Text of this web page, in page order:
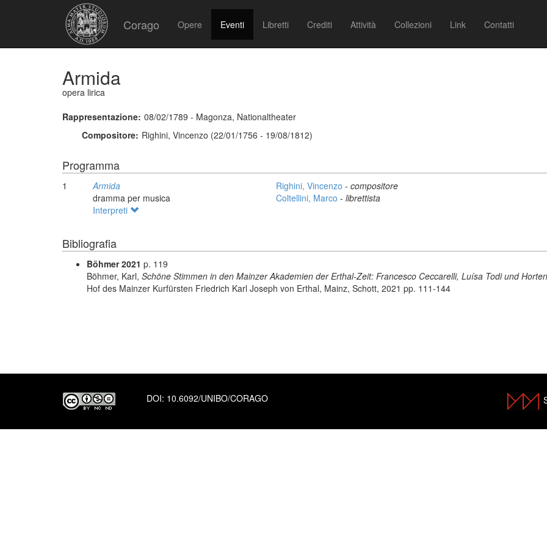
Corago Opere Eventi Libretti Crediti Attività Collezioni Link Contatti
Armida
opera lirica
Rappresentazione: 08/02/1789 - Magonza, Nationaltheater
Compositore: Righini, Vincenzo (22/01/1756 - 19/08/1812)
Programma
1
Armida
dramma per musica
Righini, Vincenzo - compositore
Coltellini, Marco - librettista
Interpreti
Bibliografia
Böhmer 2021 p. 119
Böhmer, Karl, Schöne Stimmen in den Mainzer Akademien der Erthal-Zeit: Francesco Ceccarelli, Luísa Todi und
Hof des Mainzer Kurfürsten Friedrich Karl Joseph von Erthal, Mainz, Schott, 2021 pp. 111-144
DOI: 10.6092/UNIBO/CORAGO